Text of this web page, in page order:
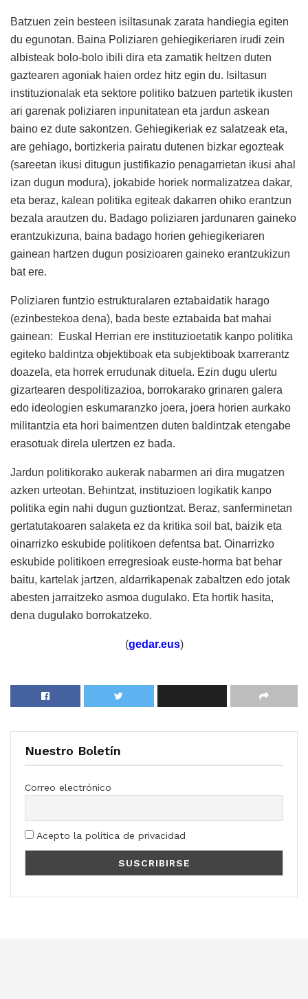
Batzuen zein besteen isiltasunak zarata handiegia egiten
du egunotan. Baina Poliziaren gehiegikeriaren irudi zein
albisteak bolo-bolo ibili dira eta zamatik heltzen duten
gaztearen agoniak haien ordez hitz egin du. Isiltasun
instituzionalak eta sektore politiko batzuen partetik ikusten
ari garenak poliziaren inpunitatean eta jardun askean
baino ez dute sakontzen. Gehiegikeriak ez salatzeak eta,
are gehiago, bortizkeria pairatu dutenen bizkar egozteak
(sareetan ikusi ditugun justifikazio penagarrietan ikusi ahal
izan dugun modura), jokabide horiek normalizatzea dakar,
eta beraz, kalean politika egiteak dakarren ohiko erantzun
bezala arautzen du. Badago poliziaren jardunaren gaineko
erantzukizuna, baina badago horien gehiegikeriaren
gainean hartzen dugun posizioaren gaineko erantzukizun
bat ere.
Poliziaren funtzio estrukturalaren eztabaidatik harago
(ezinbestekoa dena), bada beste eztabaida bat mahai
gainean: Euskal Herrian ere instituzioetatik kanpo politika
egiteko baldintza objektiboak eta subjektiboak txarrerantz
doazela, eta horrek errudunak dituela. Ezin dugu ulertu
gizartearen despolitizazioa, borrokarako grinaren galera
edo ideologien eskumaranzko joera, joera horien aurkako
militantzia eta hori baimentzen duten baldintzak etengabe
erasotuak direla ulertzen ez bada.
Jardun politikorako aukerak nabarmen ari dira mugatzen
azken urteotan. Behintzat, instituzioen logikatik kanpo
politika egin nahi dugun guztiontzat. Beraz, sanferminetan
gertatutakoaren salaketa ez da kritika soil bat, baizik eta
oinarrizko eskubide politikoen defentsa bat. Oinarrizko
eskubide politikoen erregresioak euste-horma bat behar
baitu, kartelak jartzen, aldarrikapenak zabaltzen edo jotak
abesten jarraitzeko asmoa dugulako. Eta hortik hasita,
dena dugulako borrokatzeko.
(gedar.eus)
Nuestro Boletín
Correo electrónico
Acepto la política de privacidad